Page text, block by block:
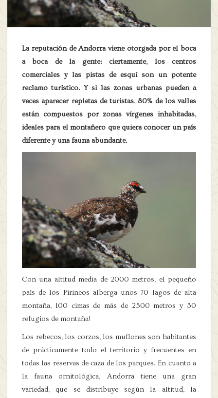
La reputación de Andorra viene otorgada por el boca
a boca de la gente: ciertamente, los centros
comerciales y las pistas de esquí son un potente
reclamo turístico. Y si las zonas urbanas pueden a
veces aparecer repletas de turistas, 80% de los valles
están compuestos por zonas vírgenes inhabitadas,
ideales para el montañero que quiera conocer un país
diferente y una fauna abundante.
Con una altitud media de 2000 metros, el pequeño
país de los Pirineos alberga unos 70 lagos de alta
montaña, 100 cimas de más de 2500 metros y 30
refugios de montaña!
Los rebecos, los corzos, los muflones son habitantes
de prácticamente todo el territorio y frecuentes en
todas las reservas de caza de los parques. En cuanto a
la fauna ornitológica, Andorra tiene una gran
variedad, que se distribuye según la altitud, la